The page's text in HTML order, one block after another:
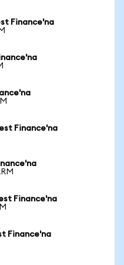
Finance'na
Finance'na
Finance'na
Finance'na